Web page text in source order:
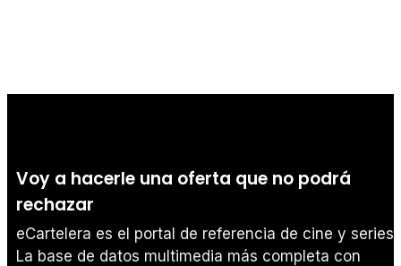
Voy a hacerle una oferta que no podrá
rechazar
eCartelera es el portal de referencia de cine y series.
La base de datos multimedia más completa con